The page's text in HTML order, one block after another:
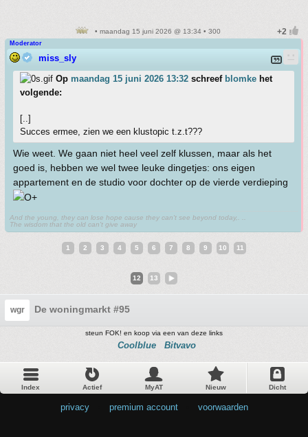
• maandag 15 juni 2026 @ 13:34 • 300
Moderator
miss_sly
Op maandag 15 juni 2026 13:32 schreef blomke het
volgende:
[..]
Succes ermee, zien we een klustopic t.z.t???
Wie weet. We gaan niet heel veel zelf klussen, maar als het
goed is, hebben we wel twee leuke dingetjes: ons eigen
appartement en de studio voor dochter op de vierde verdieping
And the young, they can lose hope cause they can't see beyond today,. ..
The wisdom that the old can't give away
1 2 3 4 5 6 7 8 9 10 11
12 13
wgr De woningmarkt #95
steun FOK! en koop via een van deze links
Coolblue Bitvavo
Index Actief MyAT Nieuw Dicht
privacy premium account voorwaarden